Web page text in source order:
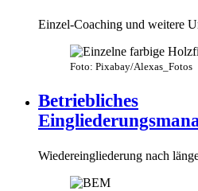
Einzel-Coaching und weitere
Foto: Pixabay/Alexas_Fotos
Betriebliches
Wiedereingliederung nach